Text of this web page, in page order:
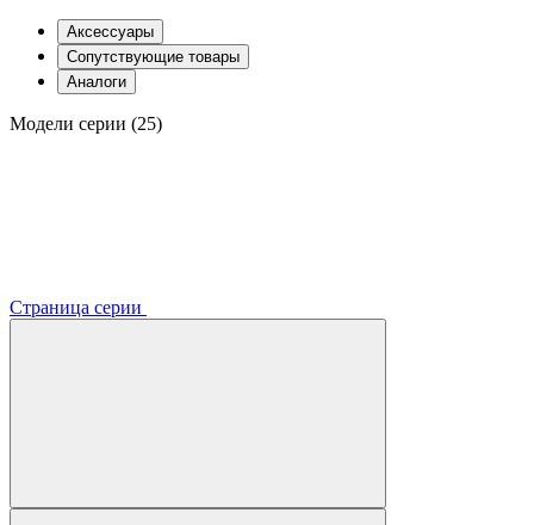
Аксессуары
Сопутствующие товары
Аналоги
Модели серии (25)
Страница серии